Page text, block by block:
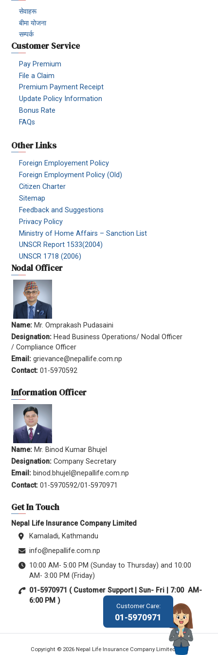
Customer Care:
01-5970971
सेवाहरू
बीमा योजना
सम्पर्क
Customer Service
Pay Premium
File a Claim
Premium Payment Receipt
Update Policy Information
Bonus Rate
FAQs
Other Links
Foreign Employement Policy
Foreign Employment Policy (Old)
Citizen Charter
Sitemap
Feedback and Suggestions
Privacy Policy
Ministry of Home Affairs – Sanction List
UNSCR Report 1533(2004)
UNSCR 1718 (2006)
Nodal Officer
Name: Mr. Omprakash Pudasaini
Designation: Head Business Operations/ Nodal Officer
/ Compliance Officer
Email: grievance@nepallife.com.np
Contact: 01-5970592
Information Officer
Name: Mr. Binod Kumar Bhujel
Designation: Company Secretary
Email: binod.bhujel@nepallife.com.np
Contact: 01-5970592/01-5970971
Get In Touch
Nepal Life Insurance Company Limited
Kamaladi, Kathmandu
info@nepallife.com.np
10:00 AM- 5:00 PM (Sunday to Thursday) and 10:00
AM- 3:00 PM (Friday)
01-5970971 ( Customer Support | Sun- Fri | 7:00 AM-
6:00 PM )
Copyright © 2026 Nepal Life Insurance Company Limited.